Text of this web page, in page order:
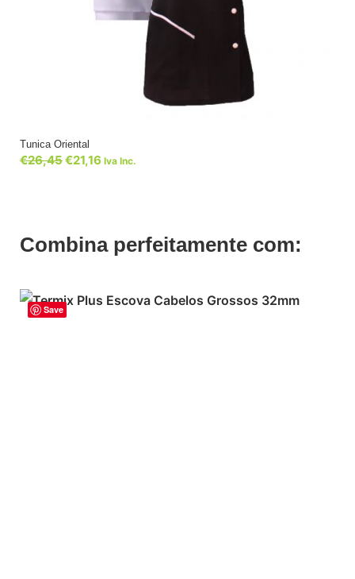
Tunica Oriental
€26,45€21,16 Iva Inc.
Combina perfeitamente com:
Save